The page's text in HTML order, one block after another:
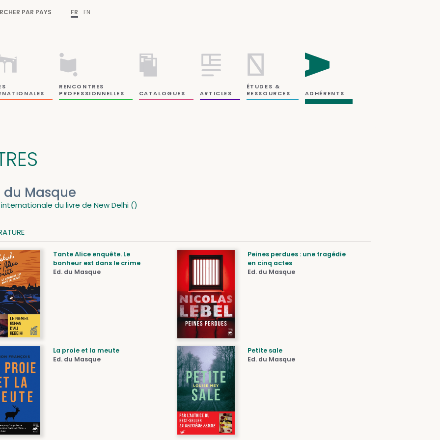
PAR PAYS FR EN
RENCONTRES
PROFESSIONNELLES
CATALOGUES ARTICLES
ÉTUDES &
RESSOURCES
ADHÉRENTS
du Masque
internationale du livre de New Delhi ()
Tante Alice enquête. Le
bonheur est dans le crime
Ed. du Masque
Peines perdues : une tragédie
en cinq actes
Ed. du Masque
La proie et la meute
Ed. du Masque
Petite sale
Ed. du Masque